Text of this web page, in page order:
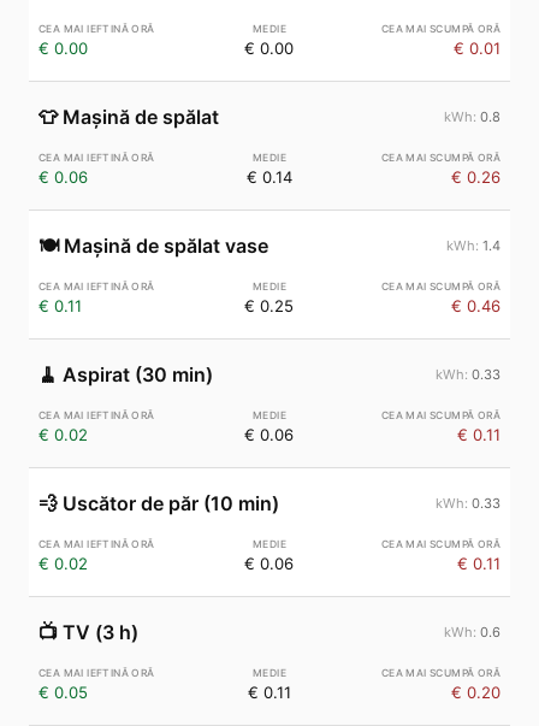
€ 0.00 € 0.00 € 0.01
👕 Mașină de spălat 0.8
€ 0.06 € 0.14 € 0.26
🍽️ Mașină de spălat vase 1.4
€ 0.11 € 0.25 € 0.46
🧹 Aspirat (30 min) 0.33
€ 0.02 € 0.06 € 0.11
💨 Uscător de păr (10 min) 0.33
€ 0.02 € 0.06 € 0.11
📺 TV (3 h) 0.6
€ 0.05 € 0.11 € 0.20